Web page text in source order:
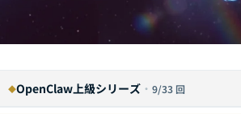
◆OpenClaw上級シリーズ · 9/33 回